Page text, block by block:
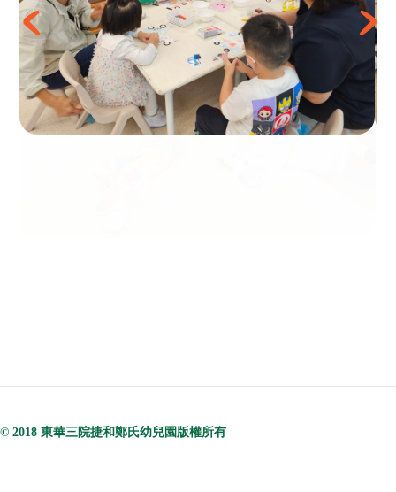
© 2018 東華三院捷和鄭氏幼兒園版權所有